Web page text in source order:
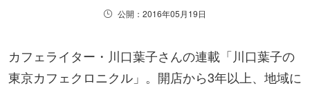
公開：2016年05月19日
カフェライター・川口葉子さんの連載「川口葉子の
東京カフェクロニクル」。開店から3年以上、地域に